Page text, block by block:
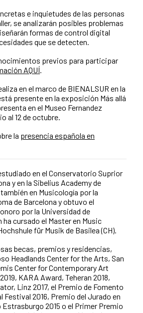
e inquietudes de las personas
se analizarán posibles problemas
formas de control digital
que se detecten.
previos para participar
AQUÍ
en el marco de BIENALSUR en la
presente en la exposición Más allá
en el Museo Fernandez
al 12 de octubre.
la presencia española en
en el Conservatorio Suprior
y en la Sibelius Academy de
en Musicología por la
de Barcelona y obtuvo el
por la Universidad de
ha cursado el Master en Music
für Musik de Basilea (CH).
becas, premios y residencias,
Headlands Center for the Arts, San
Center for Contemporary Art
KARA Award, Teheran 2018,
Linz 2017, el Premio de Fomento
2016, Premio del Jurado en
2015 o el Primer Premio